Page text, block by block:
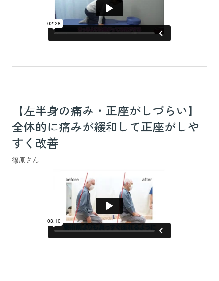
【左半身の痛み・正座がしづらい】
全体的に痛みが緩和して正座がしや
すく改善
篠原さん